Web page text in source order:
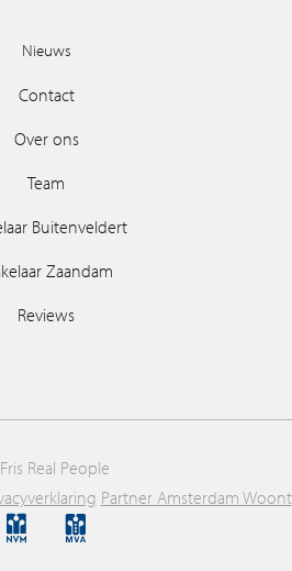
Nieuws
Contact
Over ons
Team
Buitenveldert
Zaandam
Reviews
Real People
Partner Amsterdam Woont